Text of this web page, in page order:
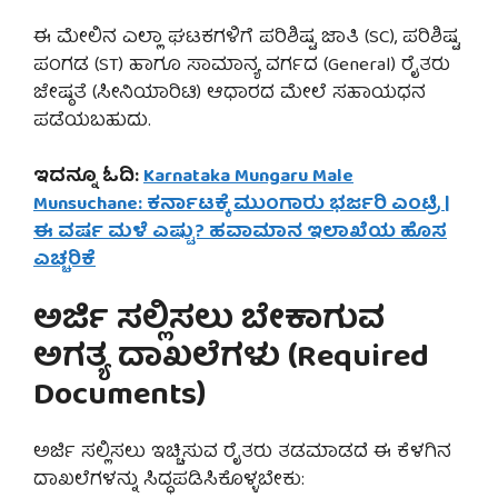
ಈ ಮೇಲಿನ ಎಲ್ಲಾ ಘಟಕಗಳಿಗೆ ಪರಿಶಿಷ್ಟ ಜಾತಿ (SC), ಪರಿಶಿಷ್ಟ
ಪಂಗಡ (ST) ಹಾಗೂ ಸಾಮಾನ್ಯ ವರ್ಗದ (General) ರೈತರು
ಜೇಷ್ಠತೆ (ಸೀನಿಯಾರಿಟಿ) ಆಧಾರದ ಮೇಲೆ ಸಹಾಯಧನ
ಪಡೆಯಬಹುದು.
ಇದನ್ನೂ ಓದಿ:Karnataka Mungaru Male
Munsuchane: ಕರ್ನಾಟಕ್ಕೆ ಮುಂಗಾರು ಭರ್ಜರಿ ಎಂಟ್ರಿ |
ಈ ವರ್ಷ ಮಳೆ ಎಷ್ಟು? ಹವಾಮಾನ ಇಲಾಖೆಯ ಹೊಸ
ಎಚ್ಚರಿಕೆ
ಅರ್ಜಿ ಸಲ್ಲಿಸಲು ಬೇಕಾಗುವ
ಅಗತ್ಯ ದಾಖಲೆಗಳು (Required
Documents)
ಅರ್ಜಿ ಸಲ್ಲಿಸಲು ಇಚ್ಚಿಸುವ ರೈತರು ತಡಮಾಡದೆ ಈ ಕೆಳಗಿನ
ದಾಖಲೆಗಳನ್ನು ಸಿದ್ಧಪಡಿಸಿಕೊಳ್ಳಬೇಕು: